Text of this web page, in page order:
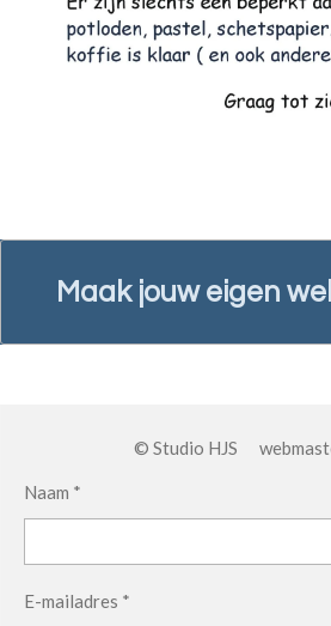
Maak jouw eigen
© Studio HJS
Naam *
E-mailadres *